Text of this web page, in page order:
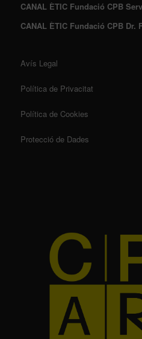
CANAL ÈTIC Fundació CPB
CANAL ÈTIC Fundació CPB Dr.
Avís Legal
Política de Privacitat
Política de Cookies
Protecció de Dades